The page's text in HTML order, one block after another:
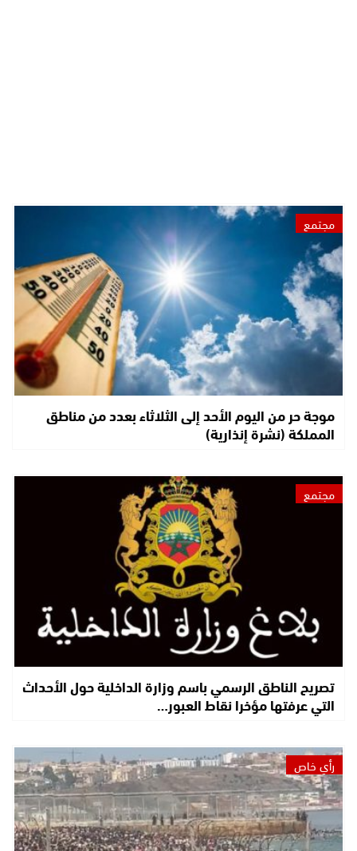
مجتمع
موجة حر من اليوم الأحد إلى الثلاثاء بعدد من مناطق
المملكة (نشرة إنذارية)
مجتمع
تصريح الناطق الرسمي باسم وزارة الداخلية حول الأحداث
التي عرفتها مؤخرا نقاط العبور…
رأي خاص